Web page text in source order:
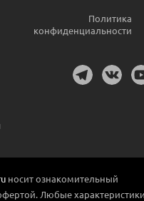
Политика
конфиденциальности
носит ознакомительный
Любые